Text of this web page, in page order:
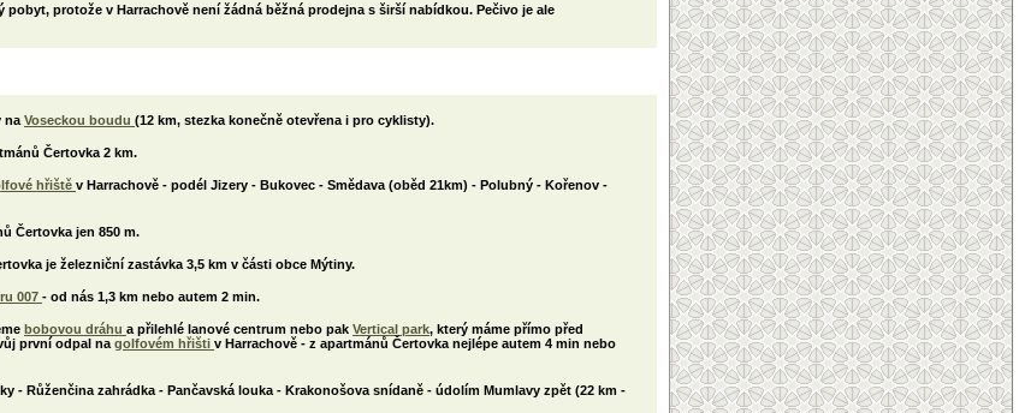
protože v Harrachově není žádná běžná prodejna s širší nabídkou. Pečivo je ale
na Voseckou boudu (12 km, stezka konečně otevřena i pro cyklisty).
Čertovka 2 km.
hřiště v Harrachově - podél Jizery - Bukovec - Smědava (oběd 21km) - Polubný - Kořenov -
Čertovka jen 850 m.
je železniční zastávka 3,5 km v části obce Mýtiny.
007 - od nás 1,3 km nebo autem 2 min.
bobovou dráhu a přilehlé lanové centrum nebo pak Vertical park, který máme přímo před
první odpal na golfovém hřišti v Harrachově - z apartmánů Čertovka nejlépe autem 4 min nebo
- Růženčina zahrádka - Pančavská louka - Krakonošova snídaně - údolím Mumlavy zpět (22 km -